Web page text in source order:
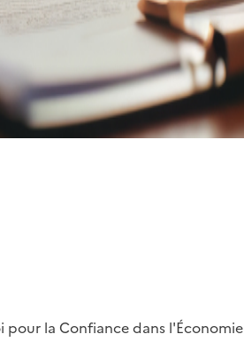
la Confiance dans l'Économie